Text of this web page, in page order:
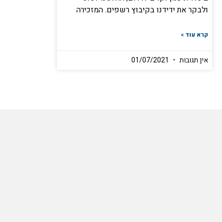
ולבקר את ידידנו בקיבוץ רשפים. המזכירה
קרא עוד »
אין תגובות